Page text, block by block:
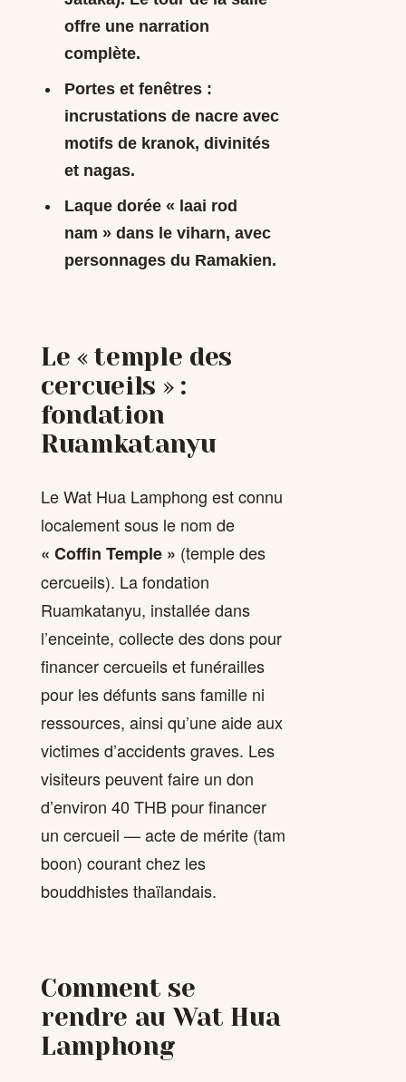
offre une narration
complète.
Portes et fenêtres:
incrustations de nacre avec
motifs de kranok, divinités
et nagas.
Laque dorée « laai rod
nam »dans le viharn, avec
personnages du Ramakien.
Le « temple des
cercueils » :
fondation
Ruamkatanyu
Le Wat Hua Lamphong est connu
localement sous le nom de
« Coffin Temple » (temple des
cercueils). La fondation
Ruamkatanyu, installée dans
l’enceinte, collecte des dons pour
financer cercueils et funérailles
pour les défunts sans famille ni
ressources, ainsi qu’une aide aux
victimes d’accidents graves. Les
visiteurs peuvent faire un don
d’environ 40 THB pour financer
un cercueil — acte de mérite (tam
boon) courant chez les
bouddhistes thaïlandais.
Comment se
rendre au Wat Hua
Lamphong